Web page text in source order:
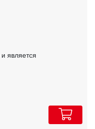
является